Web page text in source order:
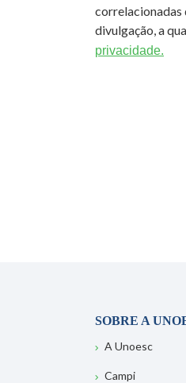
correlacionadas
divulgação, a
privacidade.
SOBRE A
A Unoesc
Campi